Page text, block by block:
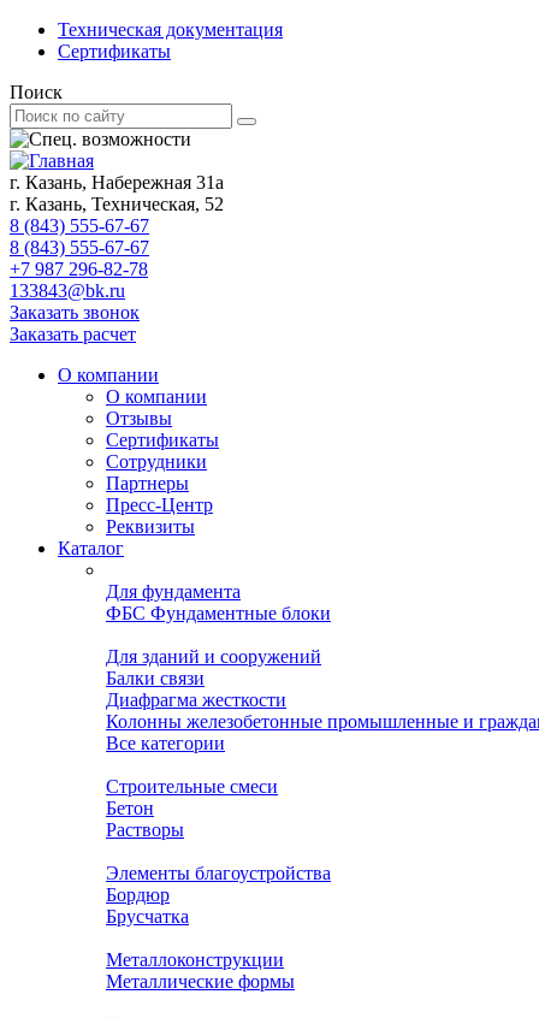
Техническая документация
Сертификаты
Поиск
г. Казань, Набережная 31а
г. Казань, Техническая, 52
8 (843) 555-67-67
8 (843) 555-67-67
+7 987 296-82-78
133843@bk.ru
Заказать звонок
Заказать расчет
О компании
О компании
Отзывы
Сертификаты
Сотрудники
Партнеры
Пресс-Центр
Реквизиты
Каталог
Для фундамента
ФБС Фундаментные блоки
Для зданий и сооружений
Балки связи
Диафрагма жесткости
Колонны железобетонные промышленные и
Все категории
Строительные смеси
Бетон
Растворы
Элементы благоустройства
Бордюр
Брусчатка
Металлоконструкции
Металлические формы